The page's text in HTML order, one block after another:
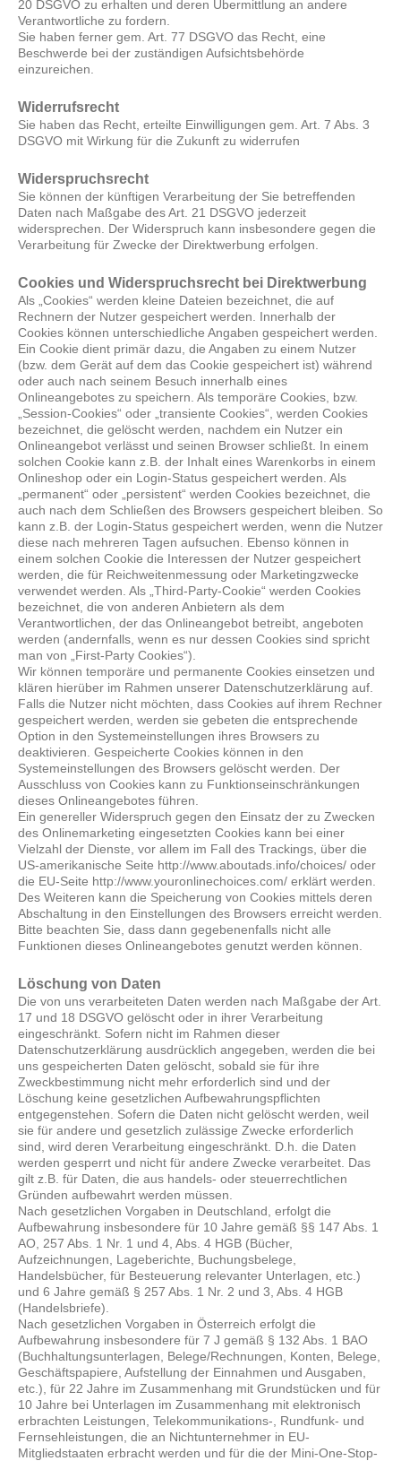
20 DSGVO zu erhalten und deren Übermittlung an andere
Verantwortliche zu fordern.
Sie haben ferner gem. Art. 77 DSGVO das Recht, eine
Beschwerde bei der zuständigen Aufsichtsbehörde
einzureichen.
Widerrufsrecht
Sie haben das Recht, erteilte Einwilligungen gem. Art. 7 Abs. 3
DSGVO mit Wirkung für die Zukunft zu widerrufen
Widerspruchsrecht
Sie können der künftigen Verarbeitung der Sie betreffenden
Daten nach Maßgabe des Art. 21 DSGVO jederzeit
widersprechen. Der Widerspruch kann insbesondere gegen die
Verarbeitung für Zwecke der Direktwerbung erfolgen.
Cookies und Widerspruchsrecht bei Direktwerbung
Als „Cookies“ werden kleine Dateien bezeichnet, die auf
Rechnern der Nutzer gespeichert werden. Innerhalb der
Cookies können unterschiedliche Angaben gespeichert werden.
Ein Cookie dient primär dazu, die Angaben zu einem Nutzer
(bzw. dem Gerät auf dem das Cookie gespeichert ist) während
oder auch nach seinem Besuch innerhalb eines
Onlineangebotes zu speichern. Als temporäre Cookies, bzw.
„Session-Cookies“ oder „transiente Cookies“, werden Cookies
bezeichnet, die gelöscht werden, nachdem ein Nutzer ein
Onlineangebot verlässt und seinen Browser schließt. In einem
solchen Cookie kann z.B. der Inhalt eines Warenkorbs in einem
Onlineshop oder ein Login-Status gespeichert werden. Als
„permanent“ oder „persistent“ werden Cookies bezeichnet, die
auch nach dem Schließen des Browsers gespeichert bleiben. So
kann z.B. der Login-Status gespeichert werden, wenn die Nutzer
diese nach mehreren Tagen aufsuchen. Ebenso können in
einem solchen Cookie die Interessen der Nutzer gespeichert
werden, die für Reichweitenmessung oder Marketingzwecke
verwendet werden. Als „Third-Party-Cookie“ werden Cookies
bezeichnet, die von anderen Anbietern als dem
Verantwortlichen, der das Onlineangebot betreibt, angeboten
werden (andernfalls, wenn es nur dessen Cookies sind spricht
man von „First-Party Cookies“).
Wir können temporäre und permanente Cookies einsetzen und
klären hierüber im Rahmen unserer Datenschutzerklärung auf.
Falls die Nutzer nicht möchten, dass Cookies auf ihrem Rechner
gespeichert werden, werden sie gebeten die entsprechende
Option in den Systemeinstellungen ihres Browsers zu
deaktivieren. Gespeicherte Cookies können in den
Systemeinstellungen des Browsers gelöscht werden. Der
Ausschluss von Cookies kann zu Funktionseinschränkungen
dieses Onlineangebotes führen.
Ein genereller Widerspruch gegen den Einsatz der zu Zwecken
des Onlinemarketing eingesetzten Cookies kann bei einer
Vielzahl der Dienste, vor allem im Fall des Trackings, über die
US-amerikanische Seite http://www.aboutads.info/choices/ oder
die EU-Seite http://www.youronlinechoices.com/ erklärt werden.
Des Weiteren kann die Speicherung von Cookies mittels deren
Abschaltung in den Einstellungen des Browsers erreicht werden.
Bitte beachten Sie, dass dann gegebenenfalls nicht alle
Funktionen dieses Onlineangebotes genutzt werden können.
Löschung von Daten
Die von uns verarbeiteten Daten werden nach Maßgabe der Art.
17 und 18 DSGVO gelöscht oder in ihrer Verarbeitung
eingeschränkt. Sofern nicht im Rahmen dieser
Datenschutzerklärung ausdrücklich angegeben, werden die bei
uns gespeicherten Daten gelöscht, sobald sie für ihre
Zweckbestimmung nicht mehr erforderlich sind und der
Löschung keine gesetzlichen Aufbewahrungspflichten
entgegenstehen. Sofern die Daten nicht gelöscht werden, weil
sie für andere und gesetzlich zulässige Zwecke erforderlich
sind, wird deren Verarbeitung eingeschränkt. D.h. die Daten
werden gesperrt und nicht für andere Zwecke verarbeitet. Das
gilt z.B. für Daten, die aus handels- oder steuerrechtlichen
Gründen aufbewahrt werden müssen.
Nach gesetzlichen Vorgaben in Deutschland, erfolgt die
Aufbewahrung insbesondere für 10 Jahre gemäß §§ 147 Abs. 1
AO, 257 Abs. 1 Nr. 1 und 4, Abs. 4 HGB (Bücher,
Aufzeichnungen, Lageberichte, Buchungsbelege,
Handelsbücher, für Besteuerung relevanter Unterlagen, etc.)
und 6 Jahre gemäß § 257 Abs. 1 Nr. 2 und 3, Abs. 4 HGB
(Handelsbriefe).
Nach gesetzlichen Vorgaben in Österreich erfolgt die
Aufbewahrung insbesondere für 7 J gemäß § 132 Abs. 1 BAO
(Buchhaltungsunterlagen, Belege/Rechnungen, Konten, Belege,
Geschäftspapiere, Aufstellung der Einnahmen und Ausgaben,
etc.), für 22 Jahre im Zusammenhang mit Grundstücken und für
10 Jahre bei Unterlagen im Zusammenhang mit elektronisch
erbrachten Leistungen, Telekommunikations-, Rundfunk- und
Fernsehleistungen, die an Nichtunternehmer in EU-
Mitgliedstaaten erbracht werden und für die der Mini-One-Stop-